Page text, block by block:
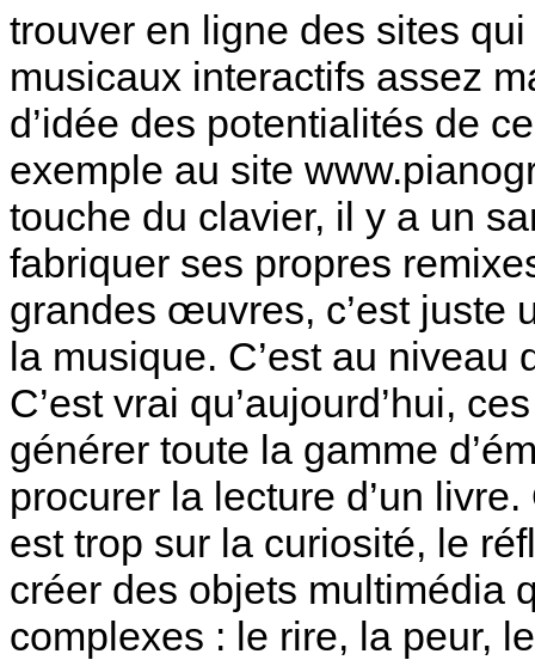
trouver en ligne des sites
musicaux interactifs assez
d’idée des potentialités de
exemple au site
touche du clavier, il y a un
fabriquer ses propres
grandes œuvres, c’est juste
la musique. C’est au
C’est vrai qu’aujourd’hui,
générer toute la gamme
procurer la lecture d’un
est trop sur la curiosité, le
créer des objets multimédia
complexes : le rire, la peur,